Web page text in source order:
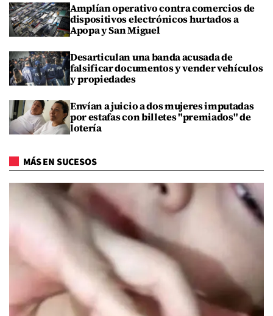
Amplían operativo contra comercios de
dispositivos electrónicos hurtados a
Apopa y San Miguel
Desarticulan una banda acusada de
falsificar documentos y vender vehículos
y propiedades
Envían a juicio a dos mujeres imputadas
por estafas con billetes "premiados" de
lotería
MÁS EN SUCESOS